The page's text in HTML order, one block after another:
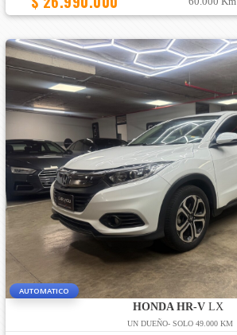
AUTOMATICO
HONDA HR-VLX
UN DUEÑO- SOLO 49.000 KM